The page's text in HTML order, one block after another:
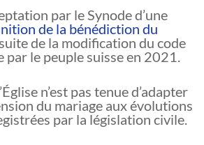
par le Synode d’une
de la bénédiction du
de la modification du code
par le peuple suisse en 2021.
n’est pas tenue d’adapter
du mariage aux évolutions
par la législation civile.